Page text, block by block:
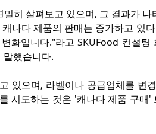
히 살펴보고 있으며, 그 결과가 나
나다 제품의 판매는 증가하고 있
화입니다."라고 SKUFood 컨설팅
했습니다.
있으며, 라벨이나 공급업체를 변
시도하는 것은 '캐나다 제품 구매'